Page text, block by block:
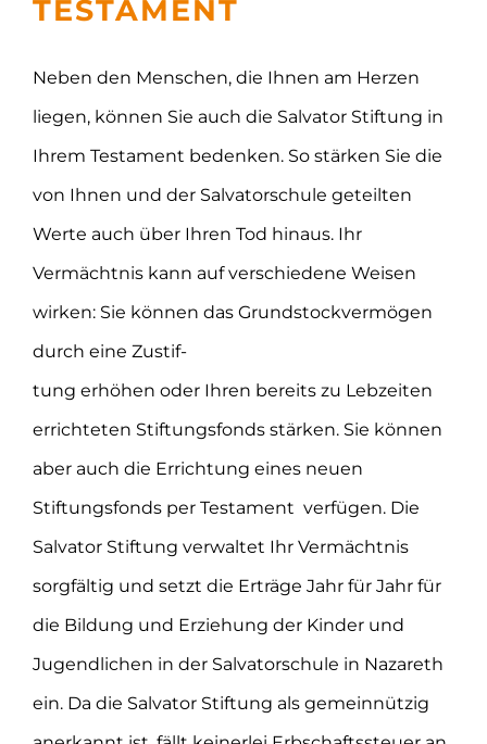
TESTAMENT
Neben den Menschen, die Ihnen am Herzen
liegen, können Sie auch die Salvator Stiftung in
Ihrem Testament bedenken. So stärken Sie die
von Ihnen und der Salvatorschule geteilten
Werte auch über Ihren Tod hinaus. Ihr
Vermächtnis kann auf verschiedene Weisen
wirken: Sie können das Grundstockvermögen
durch eine Zustif-
tung erhöhen oder Ihren bereits zu Lebzeiten
errichteten Stiftungsfonds stärken. Sie können
aber auch die Errichtung eines neuen
Stiftungsfonds per Testament verfügen. Die
Salvator Stiftung verwaltet Ihr Vermächtnis
sorgfältig und setzt die Erträge Jahr für Jahr für
die Bildung und Erziehung der Kinder und
Jugendlichen in der Salvatorschule in Nazareth
ein. Da die Salvator Stiftung als gemeinnützig